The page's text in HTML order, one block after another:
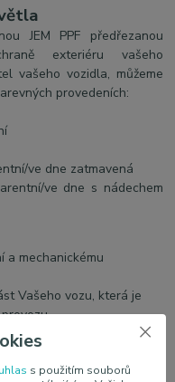
JEM PPF předřezanou
exteriéru vašeho
vašeho vozidla, můžeme
provedeních:
ve dne zatmavená
ve dne s nádechem
a mechanickému
Vašeho vozu, která je
materiál zajišťuje
životnost a eliminuje
s použitím souborů